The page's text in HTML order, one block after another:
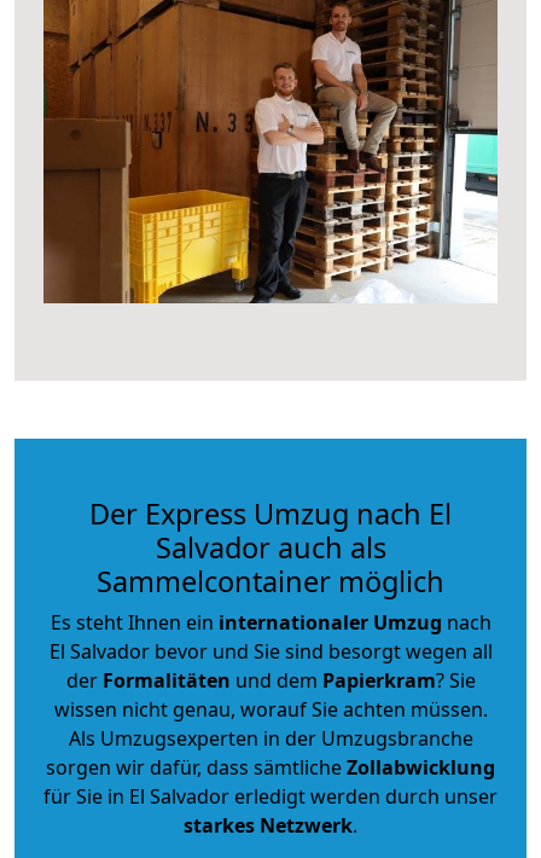
Der Express Umzug nach El
Salvador auch als
Sammelcontainer möglich
Es steht Ihnen ein internationaler Umzug nach
El Salvador bevor und Sie sind besorgt wegen all
der Formalitäten und dem Papierkram? Sie
wissen nicht genau, worauf Sie achten müssen.
Als Umzugsexperten in der Umzugsbranche
sorgen wir dafür, dass sämtlicheZollabwicklung
für Sie in El Salvador erledigt werden durch unser
starkes Netzwerk.